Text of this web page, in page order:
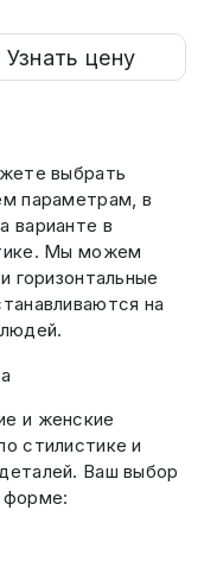
Узнать цену
выбрать
параметрам, в
варианте в
Мы можем
горизонтальные
на
и женские
стилистике и
Ваш выбор
форме: